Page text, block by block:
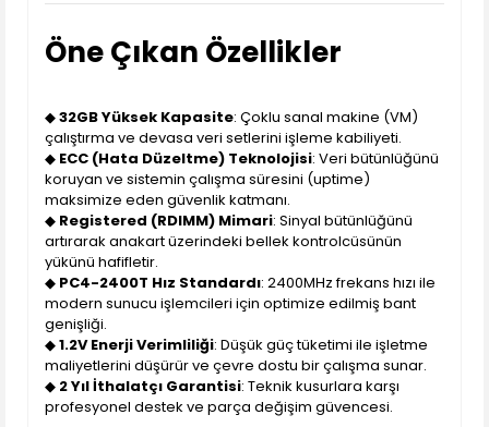
Öne Çıkan Özellikler
◆32GB Yüksek Kapasite: Çoklu sanal makine (VM)
çalıştırma ve devasa veri setlerini işleme kabiliyeti.
◆ ECC (Hata Düzeltme) Teknolojisi: Veri bütünlüğünü
koruyan ve sistemin çalışma süresini (uptime)
maksimize eden güvenlik katmanı.
◆ Registered (RDIMM) Mimari: Sinyal bütünlüğünü
artırarak anakart üzerindeki bellek kontrolcüsünün
yükünü hafifletir.
◆ PC4-2400T Hız Standardı: 2400MHz frekans hızı ile
modern sunucu işlemcileri için optimize edilmiş bant
genişliği.
◆1.2V Enerji Verimliliği: Düşük güç tüketimi ile işletme
maliyetlerini düşürür ve çevre dostu bir çalışma sunar.
◆ 2 Yıl İthalatçı Garantisi: Teknik kusurlara karşı
profesyonel destek ve parça değişim güvencesi.